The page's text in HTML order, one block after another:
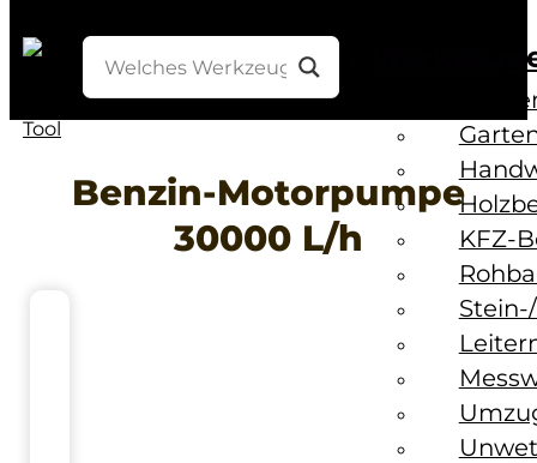
KFZ-
Benzin-Motorpumpe
30000 L/h